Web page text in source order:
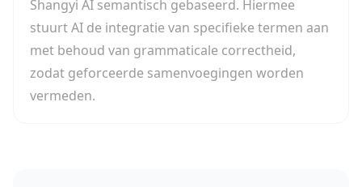
Shangyi AI semantisch gebaseerd. Hiermee
stuurt AI de integratie van specifieke termen aan
met behoud van grammaticale correctheid,
zodat geforceerde samenvoegingen worden
vermeden.